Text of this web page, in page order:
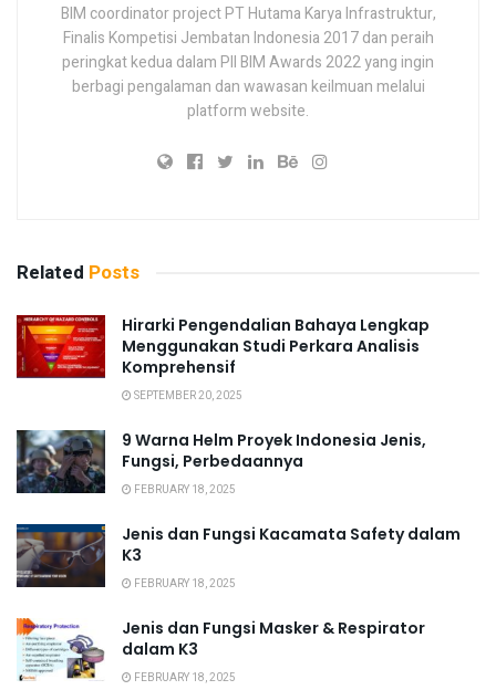
BIM coordinator project PT Hutama Karya Infrastruktur,
Finalis Kompetisi Jembatan Indonesia 2017 dan peraih
peringkat kedua dalam PII BIM Awards 2022 yang ingin
berbagi pengalaman dan wawasan keilmuan melalui
platform website.
Related Posts
Hirarki Pengendalian Bahaya Lengkap
Menggunakan Studi Perkara Analisis
Komprehensif
SEPTEMBER 20, 2025
9 Warna Helm Proyek Indonesia Jenis,
Fungsi, Perbedaannya
FEBRUARY 18, 2025
Jenis dan Fungsi Kacamata Safety dalam
K3
FEBRUARY 18, 2025
Jenis dan Fungsi Masker & Respirator
dalam K3
FEBRUARY 18, 2025